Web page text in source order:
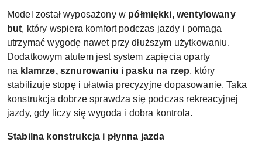
Model został wyposażony w półmiękki, wentylowany
but, który wspiera komfort podczas jazdy i pomaga
utrzymać wygodę nawet przy dłuższym użytkowaniu.
Dodatkowym atutem jest system zapięcia oparty
na klamrze, sznurowaniu i pasku na rzep, który
stabilizuje stopę i ułatwia precyzyjne dopasowanie. Taka
konstrukcja dobrze sprawdza się podczas rekreacyjnej
jazdy, gdy liczy się wygoda i dobra kontrola.
Stabilna konstrukcja i płynna jazda